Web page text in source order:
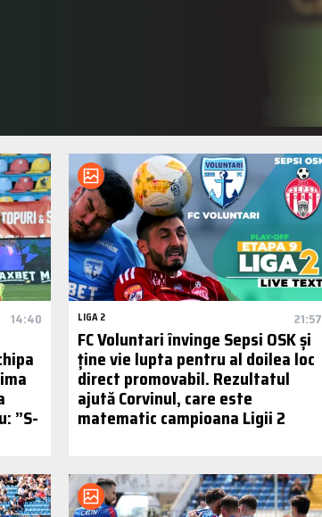
14:40
”S-
LIGA 2 21:57
FC Voluntari învinge Sepsi OSK și
ține vie lupta pentru al doilea loc
direct promovabil. Rezultatul
ajută Corvinul, care este
matematic campioana Ligii 2